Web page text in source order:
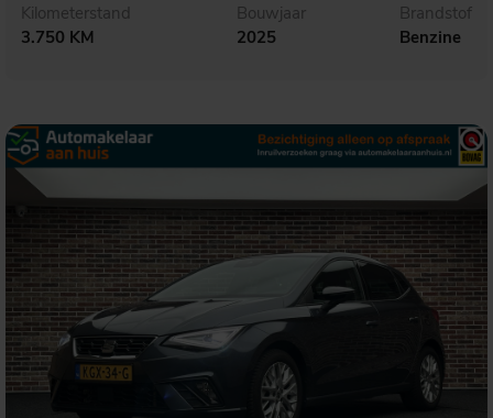
Kilometerstand
3.750 KM
Bouwjaar
2025
Brandstof
Benzine